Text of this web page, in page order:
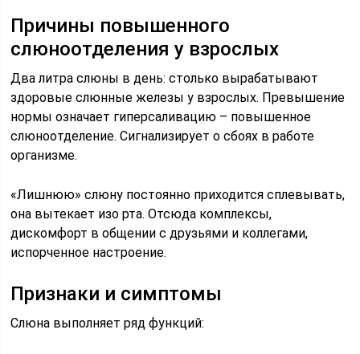
Причины повышенного
слюноотделения у взрослых
Два литра слюны в день: столько вырабатывают
здоровые слюнные железы у взрослых. Превышение
нормы означает гиперсаливацию – повышенное
слюноотделение. Сигнализирует о сбоях в работе
организме.
«Лишнюю» слюну постоянно приходится сплевывать,
она вытекает изо рта. Отсюда комплексы,
дискомфорт в общении с друзьями и коллегами,
испорченное настроение.
Признаки и симптомы
Слюна выполняет ряд функций: